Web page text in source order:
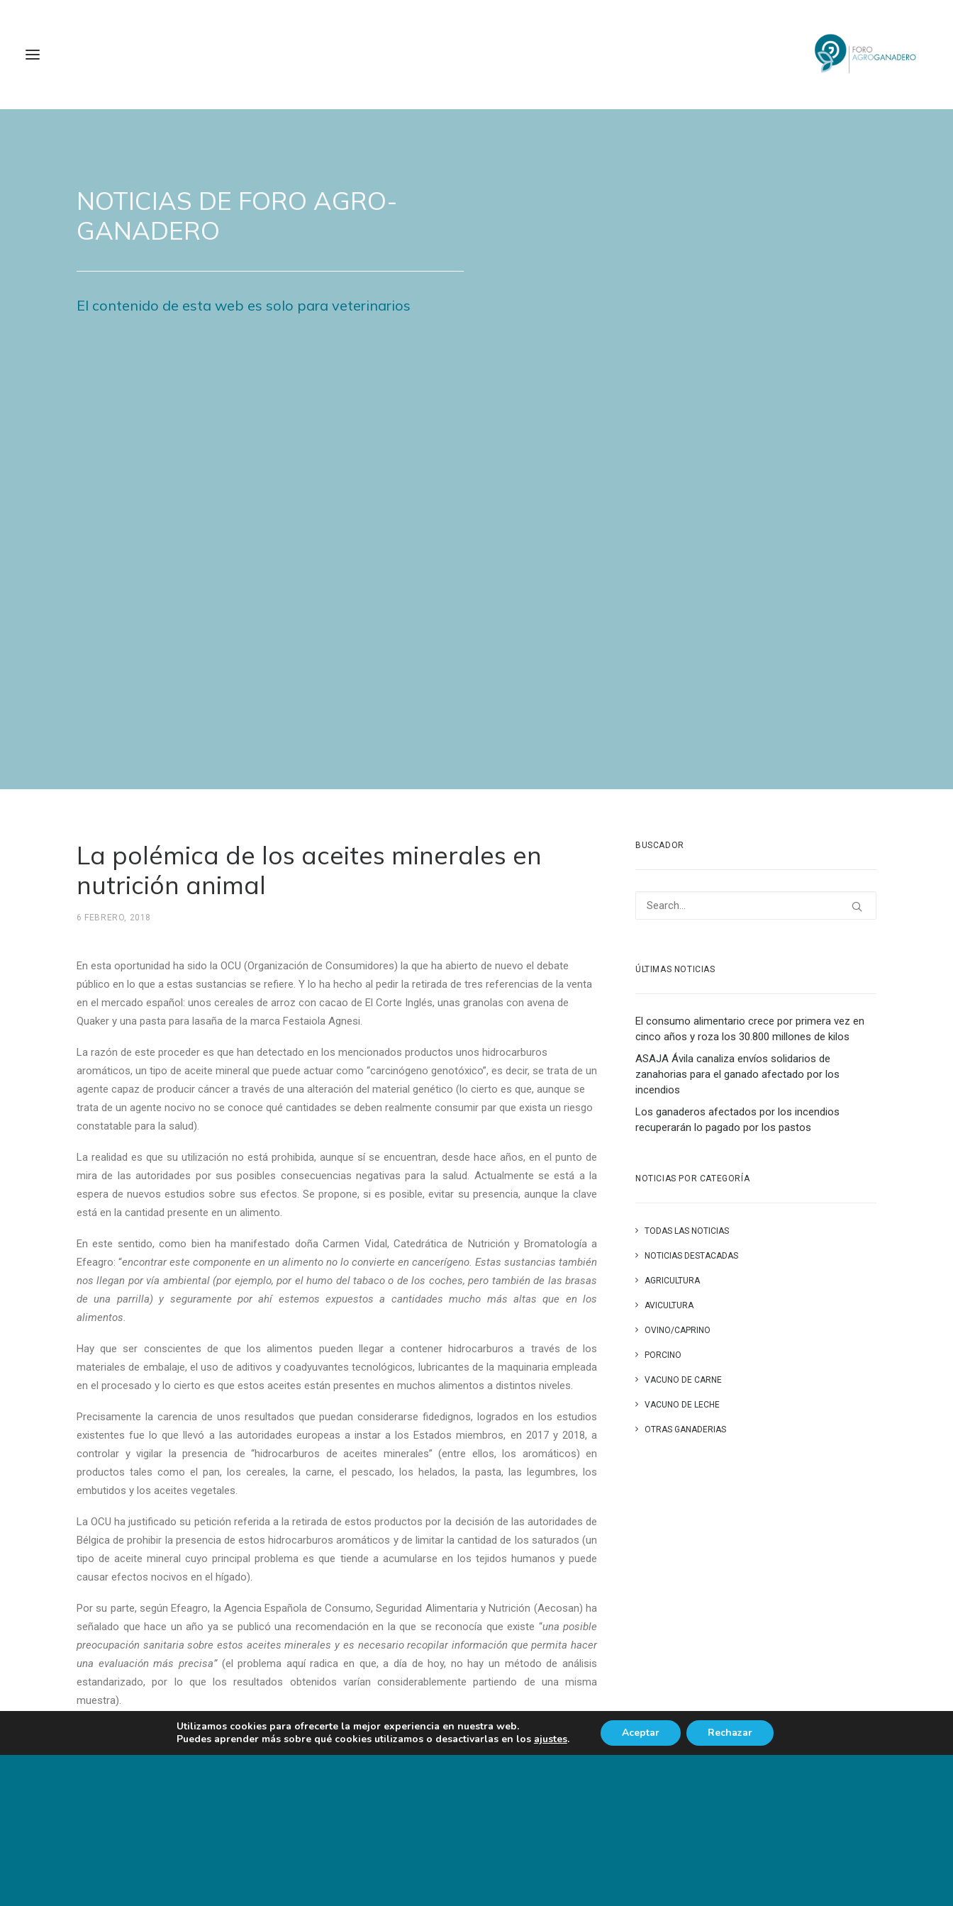
NOTICIAS DE FORO AGRO-
GANADERO
El contenido de esta web es solo para veterinarios
La polémica de los aceites minerales en
nutrición animal
6 FEBRERO, 2018
En esta oportunidad ha sido la OCU (Organización de Consumidores) la que ha abierto de nuevo el debate
público en lo que a estas sustancias se refiere. Y lo ha hecho al pedir la retirada de tres referencias de la venta
en el mercado español: unos cereales de arroz con cacao de El Corte Inglés, unas granolas con avena de
Quaker y una pasta para lasaña de la marca Festaiola Agnesi.
La razón de este proceder es que han detectado en los mencionados productos unos hidrocarburos
aromáticos, un tipo de aceite mineral que puede actuar como “carcinógeno genotóxico”, es decir, se trata de un
agente capaz de producir cáncer a través de una alteración del material genético (lo cierto es que, aunque se
trata de un agente nocivo no se conoce qué cantidades se deben realmente consumir par que exista un riesgo
constatable para la salud).
La realidad es que su utilización no está prohibida, aunque sí se encuentran, desde hace años, en el punto de
mira de las autoridades por sus posibles consecuencias negativas para la salud. Actualmente se está a la
espera de nuevos estudios sobre sus efectos. Se propone, si es posible, evitar su presencia, aunque la clave
está en la cantidad presente en un alimento.
En este sentido, como bien ha manifestado doña Carmen Vidal, Catedrática de Nutrición y Bromatología a
Efeagro: “encontrar este componente en un alimento no lo convierte en cancerígeno. Estas sustancias también
nos llegan por vía ambiental (por ejemplo, por el humo del tabaco o de los coches, pero también de las brasas
de una parrilla) y seguramente por ahí estemos expuestos a cantidades mucho más altas que en los
alimentos.
Hay que ser conscientes de que los alimentos pueden llegar a contener hidrocarburos a través de los
materiales de embalaje, el uso de aditivos y coadyuvantes tecnológicos, lubricantes de la maquinaria empleada
en el procesado y lo cierto es que estos aceites están presentes en muchos alimentos a distintos niveles.
Precisamente la carencia de unos resultados que puedan considerarse fidedignos, logrados en los estudios
existentes fue lo que llevó a las autoridades europeas a instar a los Estados miembros, en 2017 y 2018, a
controlar y vigilar la presencia de “hidrocarburos de aceites minerales” (entre ellos, los aromáticos) en
productos tales como el pan, los cereales, la carne, el pescado, los helados, la pasta, las legumbres, los
embutidos y los aceites vegetales.
La OCU ha justificado su petición referida a la retirada de estos productos por la decisión de las autoridades de
Bélgica de prohibir la presencia de estos hidrocarburos aromáticos y de limitar la cantidad de los saturados (un
tipo de aceite mineral cuyo principal problema es que tiende a acumularse en los tejidos humanos y puede
causar efectos nocivos en el hígado).
Por su parte, según Efeagro, la Agencia Española de Consumo, Seguridad Alimentaria y Nutrición (Aecosan) ha
señalado que hace un año ya se publicó una recomendación en la que se reconocía que existe “una posible
preocupación sanitaria sobre estos aceites minerales y es necesario recopilar información que permita hacer
una evaluación más precisa” (el problema aquí radica en que, a día de hoy, no hay un método de análisis
estandarizado, por lo que los resultados obtenidos varían considerablemente partiendo de una misma
muestra).
BUSCADOR
ÚLTIMAS NOTICIAS
El consumo alimentario crece por primera vez en
cinco años y roza los 30.800 millones de kilos
ASAJA Ávila canaliza envíos solidarios de
zanahorias para el ganado afectado por los
incendios
Los ganaderos afectados por los incendios
recuperarán lo pagado por los pastos
NOTICIAS POR CATEGORÍA
TODAS LAS NOTICIAS
NOTICIAS DESTACADAS
AGRICULTURA
AVICULTURA
OVINO/CAPRINO
PORCINO
VACUNO DE CARNE
VACUNO DE LECHE
OTRAS GANADERIAS
Utilizamos cookies para ofrecerte la mejor experiencia en nuestra web.
Puedes aprender más sobre qué cookies utilizamos o desactivarlas en los ajustes. Aceptar Rechazar